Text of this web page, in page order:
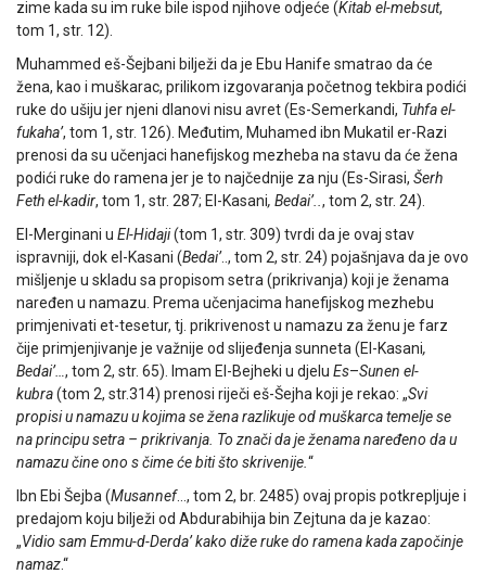
zime kada su im ruke bile ispod njihove odjeće (Kitab el-mebsut,
tom 1, str. 12).
Muhammed eš-Šejbani bilježi da je Ebu Hanife smatrao da će
žena, kao i muškarac, prilikom izgovaranja početnog tekbira podići
ruke do ušiju jer njeni dlanovi nisu avret (Es-Semerkandi, Tuhfa el-
fukaha’, tom 1, str. 126). Međutim, Muhamed ibn Mukatil er-Razi
prenosi da su učenjaci hanefijskog mezheba na stavu da će žena
podići ruke do ramena jer je to najčednije za nju (Es-Sirasi, Šerh
Feth el-kadir, tom 1, str. 287; El-Kasani, Bedai’.. , tom 2, str. 24).
El-Merginani u El-Hidaji(tom 1, str. 309) tvrdi da je ovaj stav
ispravniji, dok el-Kasani (Bedai’.., tom 2, str. 24) pojašnjava da je ovo
mišljenje u skladu sa propisom setra (prikrivanja) koji je ženama
naređen u namazu. Prema učenjacima hanefijskog mezhebu
primjenivati et-tesetur, tj. prikrivenost u namazu za ženu je farz
čije primjenjivanje je važnije od slijeđenja sunneta (El-Kasani,
Bedai’… , tom 2, str. 65). Imam El-Bejheki u djelu Es–Sunen el-
kubra(tom 2, str.314) prenosi riječi eš-Šejha koji je rekao: „Svi
propisi u namazu u kojima se žena razlikuje od muškarca temelje se
na principu setra – prikrivanja. To znači da je ženama naređeno da u
namazu čine ono s čime će biti što skrivenije. “
Ibn Ebi Šejba (Musannef…, tom 2, br. 2485) ovaj propis potkrepljuje i
predajom koju bilježi od Abdurabihija bin Zejtuna da je kazao:
„Vidio sam Emmu-d-Derda’ kako diže ruke do ramena kada započinje
namaz.“